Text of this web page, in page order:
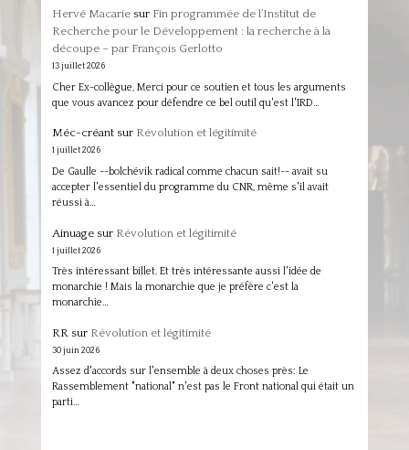
Hervé Macariesur Fin programmée de l’Institut de
Recherche pour le Développement : la recherche à la
découpe – par François Gerlotto
13 juillet 2026
Cher Ex-collègue, Merci pour ce soutien et tous les arguments
que vous avancez pour défendre ce bel outil qu'est l'IRD…
Méc-créantsur Révolution et légitimité
1 juillet 2026
De Gaulle --bolchévik radical comme chacun sait!-- avait su
accepter l'essentiel du programme du CNR, même s'il avait
réussi à…
Ainuagesur Révolution et légitimité
1 juillet 2026
Très intéressant billet. Et très intéressante aussi l'idée de
monarchie ! Mais la monarchie que je préfère c'est la
monarchie…
RR sur Révolution et légitimité
30 juin 2026
Assez d'accords sur l'ensemble à deux choses près: Le
Rassemblement "national" n'est pas le Front national qui était un
parti…